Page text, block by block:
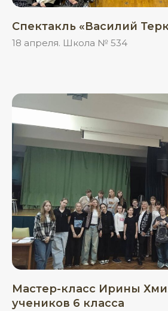
Спектакль «Василий
18 апреля. Школа № 534
Мастер-класс Ирины
учеников 6 класса